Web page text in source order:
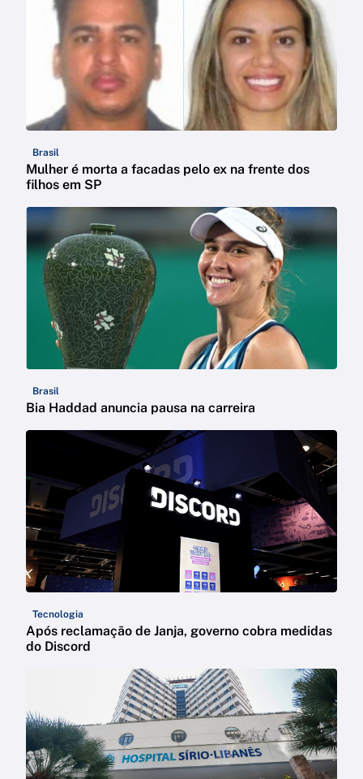
Brasil
Mulher é morta a facadas pelo ex na frente dos
filhos em SP
Brasil
Bia Haddad anuncia pausa na carreira
Tecnologia
Após reclamação de Janja, governo cobra medidas
do Discord